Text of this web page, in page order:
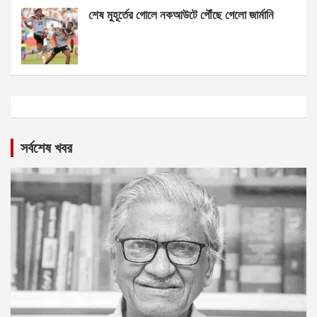
শেষ মুহূর্তের গোলে নকআউটে পৌঁছে গেলো জার্মানি
সর্বশেষ খবর